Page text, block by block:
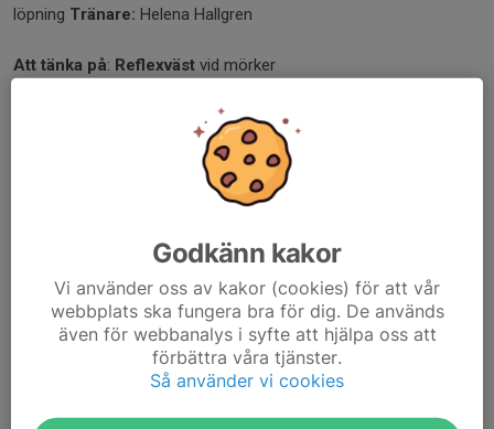
löpning Tränare: Helena Hallgren
Att tänka på: Reflexväst vid mörker
Godkänn kakor
Vi använder oss av kakor (cookies) för att vår
webbplats ska fungera bra för dig. De används
även för webbanalys i syfte att hjälpa oss att
förbättra våra tjänster.
Så använder vi cookies